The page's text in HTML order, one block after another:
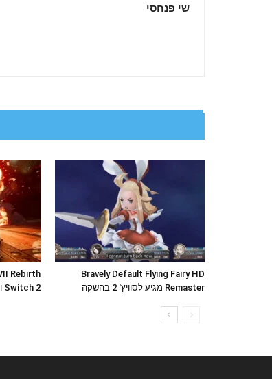
שי פנחסי
Switch 2 ול-Xbox
Bravely Default Flying Fairy HD
Remaster מגיע לסוויץ' 2 בהשקה